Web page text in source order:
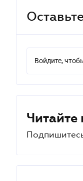
Войдите,
Читайте